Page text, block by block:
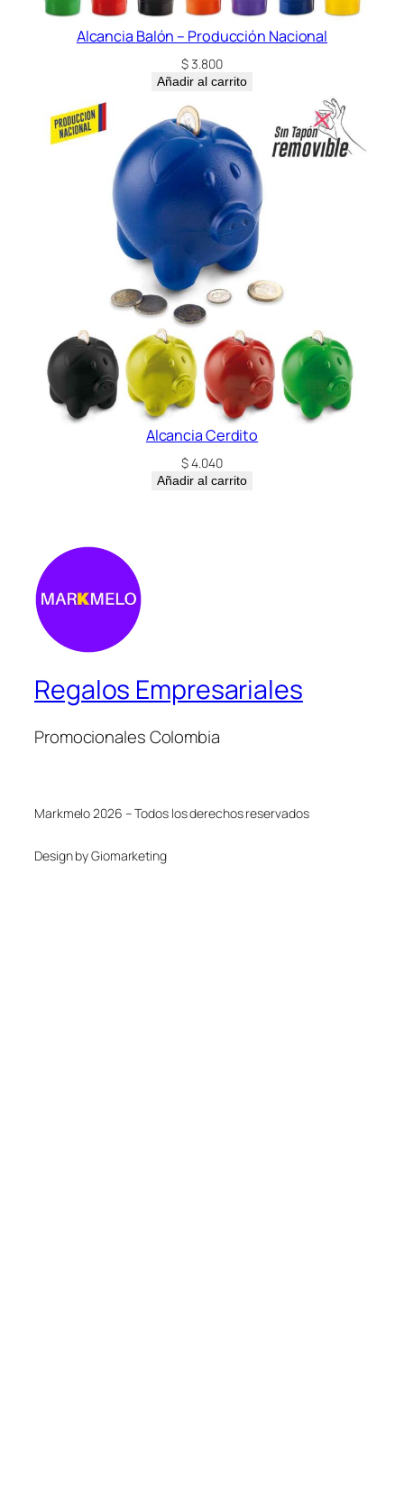
Alcancia Balón – Producción Nacional
$3.800
Añadir al carrito
Alcancia Cerdito
$4.040
Añadir al carrito
Regalos Empresariales
Promocionales Colombia
Markmelo 2026 – Todos los derechos reservados
Design by Giomarketing